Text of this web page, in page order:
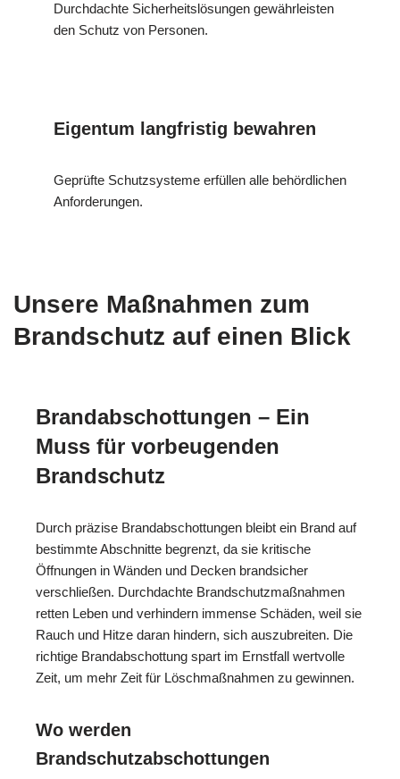
Durchdachte Sicherheitslösungen gewährleisten
den Schutz von Personen.
Eigentum langfristig bewahren
Geprüfte Schutzsysteme erfüllen alle behördlichen
Anforderungen.
Unsere Maßnahmen zum
Brandschutz auf einen Blick
Brandabschottungen – Ein
Muss für vorbeugenden
Brandschutz
Durch präzise Brandabschottungen bleibt ein Brand auf
bestimmte Abschnitte begrenzt, da sie kritische
Öffnungen in Wänden und Decken brandsicher
verschließen. Durchdachte Brandschutzmaßnahmen
retten Leben und verhindern immense Schäden, weil sie
Rauch und Hitze daran hindern, sich auszubreiten. Die
richtige Brandabschottung spart im Ernstfall wertvolle
Zeit, um mehr Zeit für Löschmaßnahmen zu gewinnen.
Wo werden
Brandschutzabschottungen